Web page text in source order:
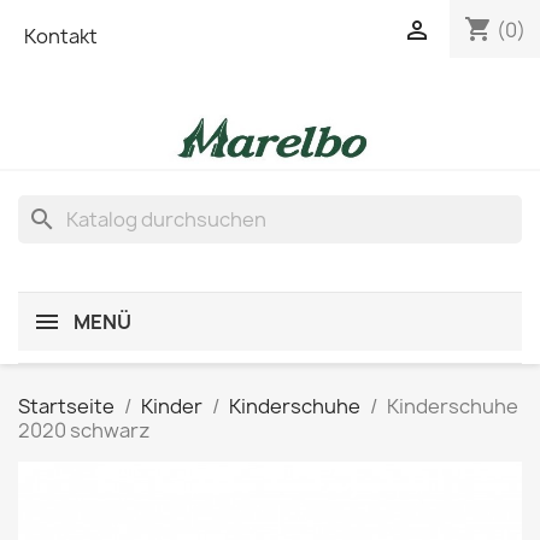
Kontakt shopping_cart (0)

search
MENÜ
Startseite Kinder Kinderschuhe
Kinderschuhe
2020 schwarz